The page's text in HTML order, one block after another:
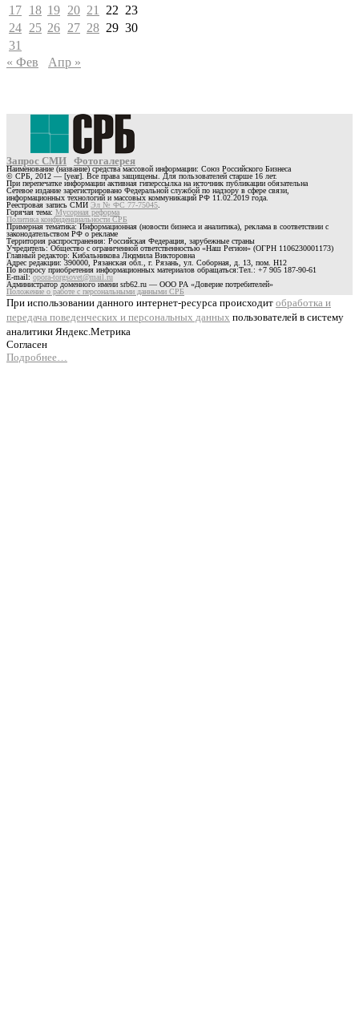
17 18 19 20 21 22 23
24 25 26 27 28 29 30
31
« Фев
Апр »
Запрос СМИ Фотогалерея
Наименование (название) средства массовой информации: Союз Российского Бизнеса
© СРБ, 2012 — [year]. Все права защищены. Для пользователей старше 16 лет.
При перепечатке информации активная гиперссылка на источник публикации обязательна
Сетевое издание зарегистрировано Федеральной службой по надзору в сфере связи,
информационных технологий и массовых коммуникаций РФ 11.02.2019 года.
Реестровая запись СМИ Эл № ФС 77-75045
Горячая тема: Мусорная реформа
Политика конфиденциальности СРБ
Примерная тематика: Информационная (новости бизнеса и аналитика), реклама в соответствии с
законодательством РФ о рекламе
Территория распространения: Российская Федерация, зарубежные страны
Учредитель: Общество с ограниченной ответственностью «Наш Регион» (ОГРН 1106230001173)
Главный редактор: Кибальникова Людмила Викторовна
Адрес редакции: 390000, Рязанская обл., г. Рязань, ул. Соборная, д. 13, пом. Н12
По вопросу приобретения информационных материалов обращаться:Тел.: +7 905 187-90-61
E-mail:opora-torgsovet@mail.ru
Администратор доменного имени srb62.ru — ООО РА «Доверие потребителей»
Положение о работе с персональными данными СРБ
При использовании данного интернет-ресурса происходит обработка и
передача поведенческих и персональных данных пользователей в систему
аналитики Яндекс.Метрика
Согласен
Подробнее…